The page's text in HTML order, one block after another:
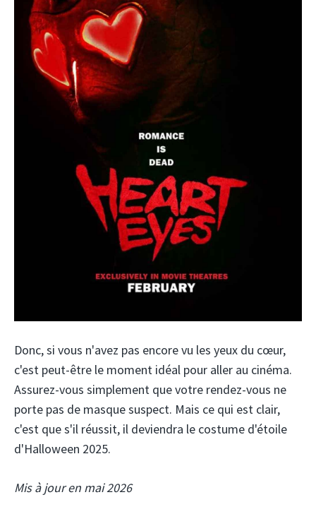
Donc, si vous n'avez pas encore vu les yeux du cœur,
c'est peut-être le moment idéal pour aller au cinéma.
Assurez-vous simplement que votre rendez-vous ne
porte pas de masque suspect. Mais ce qui est clair,
c'est que s'il réussit, il deviendra le costume d'étoile
d'Halloween 2025.
Mis à jour en mai 2026